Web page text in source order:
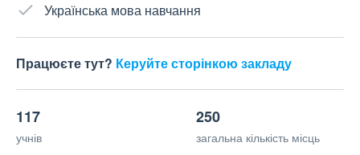
Українська мова навчання
Працюєте тут? Керуйте сторінкою закладу
117
учнів
250
загальна кількість місць